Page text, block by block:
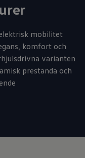
mobilitet
komfort och
varianten
prestanda och